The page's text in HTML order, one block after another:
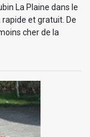
La Plaine dans le
rapide et gratuit. De
cher de la